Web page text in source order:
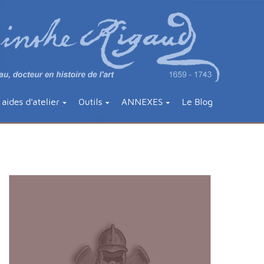
aides d'atelier Outils ANNEXES Le Blog